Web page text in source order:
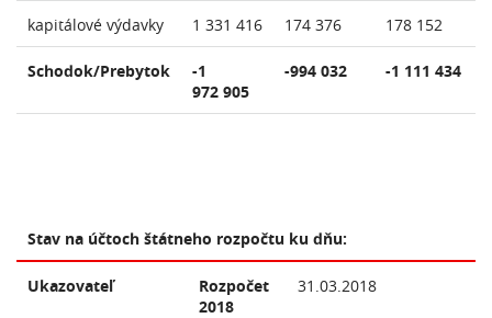
kapitálové výdavky 1 331 416 174 376 178 152
Schodok/Prebytok
-1
972 905
-994 032 -1 111 434
Stav na účtoch štátneho rozpočtu ku dňu:
Ukazovateľ
Rozpočet
2018
31.03.2018